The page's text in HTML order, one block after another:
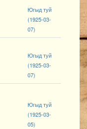
Югыд туй
(1925-03-
07)
Югыд туй
(1925-03-
07)
Югыд туй
(1925-03-
05)